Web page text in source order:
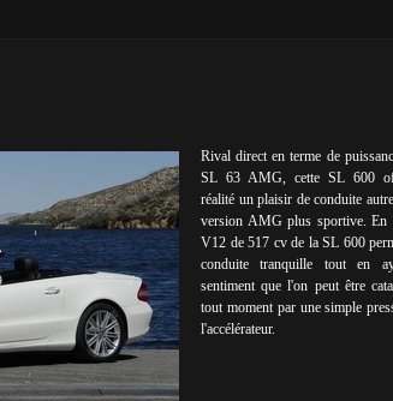
Rival direct en terme de
SL 63 AMG, cette SL 600
réalité un plaisir de conduite
version AMG plus sportive. En
V12 de 517 cv de la SL 600
conduite tranquille tout en
sentiment que l'on peut être
tout moment par une simple
l'accélérateur.